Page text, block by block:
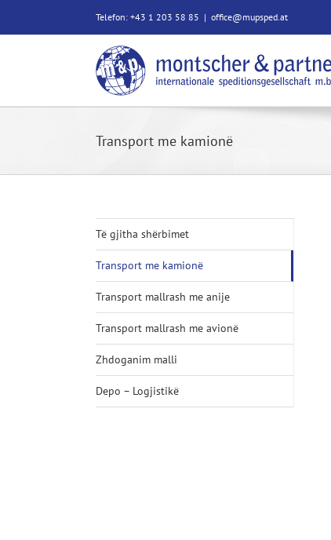
content
Telefon: +43 1 203 58 85 | office@mupsped.at
Transport me kamionë
Të gjitha shërbimet
Transport me kamionë
Transport mallrash me anije
Transport mallrash me avionë
Zhdoganim malli
Depo – Logjistikë